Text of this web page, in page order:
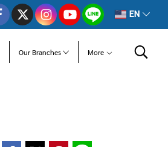
EN
Our Branches More